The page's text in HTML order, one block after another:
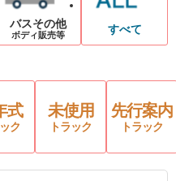
バスその他
ボディ販売等 すべて
式
ク
未使用
トラック
先行案内
トラック